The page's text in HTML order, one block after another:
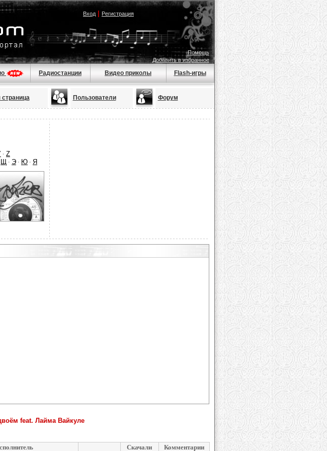
Вход| Регистрация
Помощь
Добавить в избранное
Радиостанции Видео приколы Flash-игры
страница Пользователи Форум
· Z
Щ · Э · Ю · Я
feat. Лайма Вайкуле
Скачали Комментарии